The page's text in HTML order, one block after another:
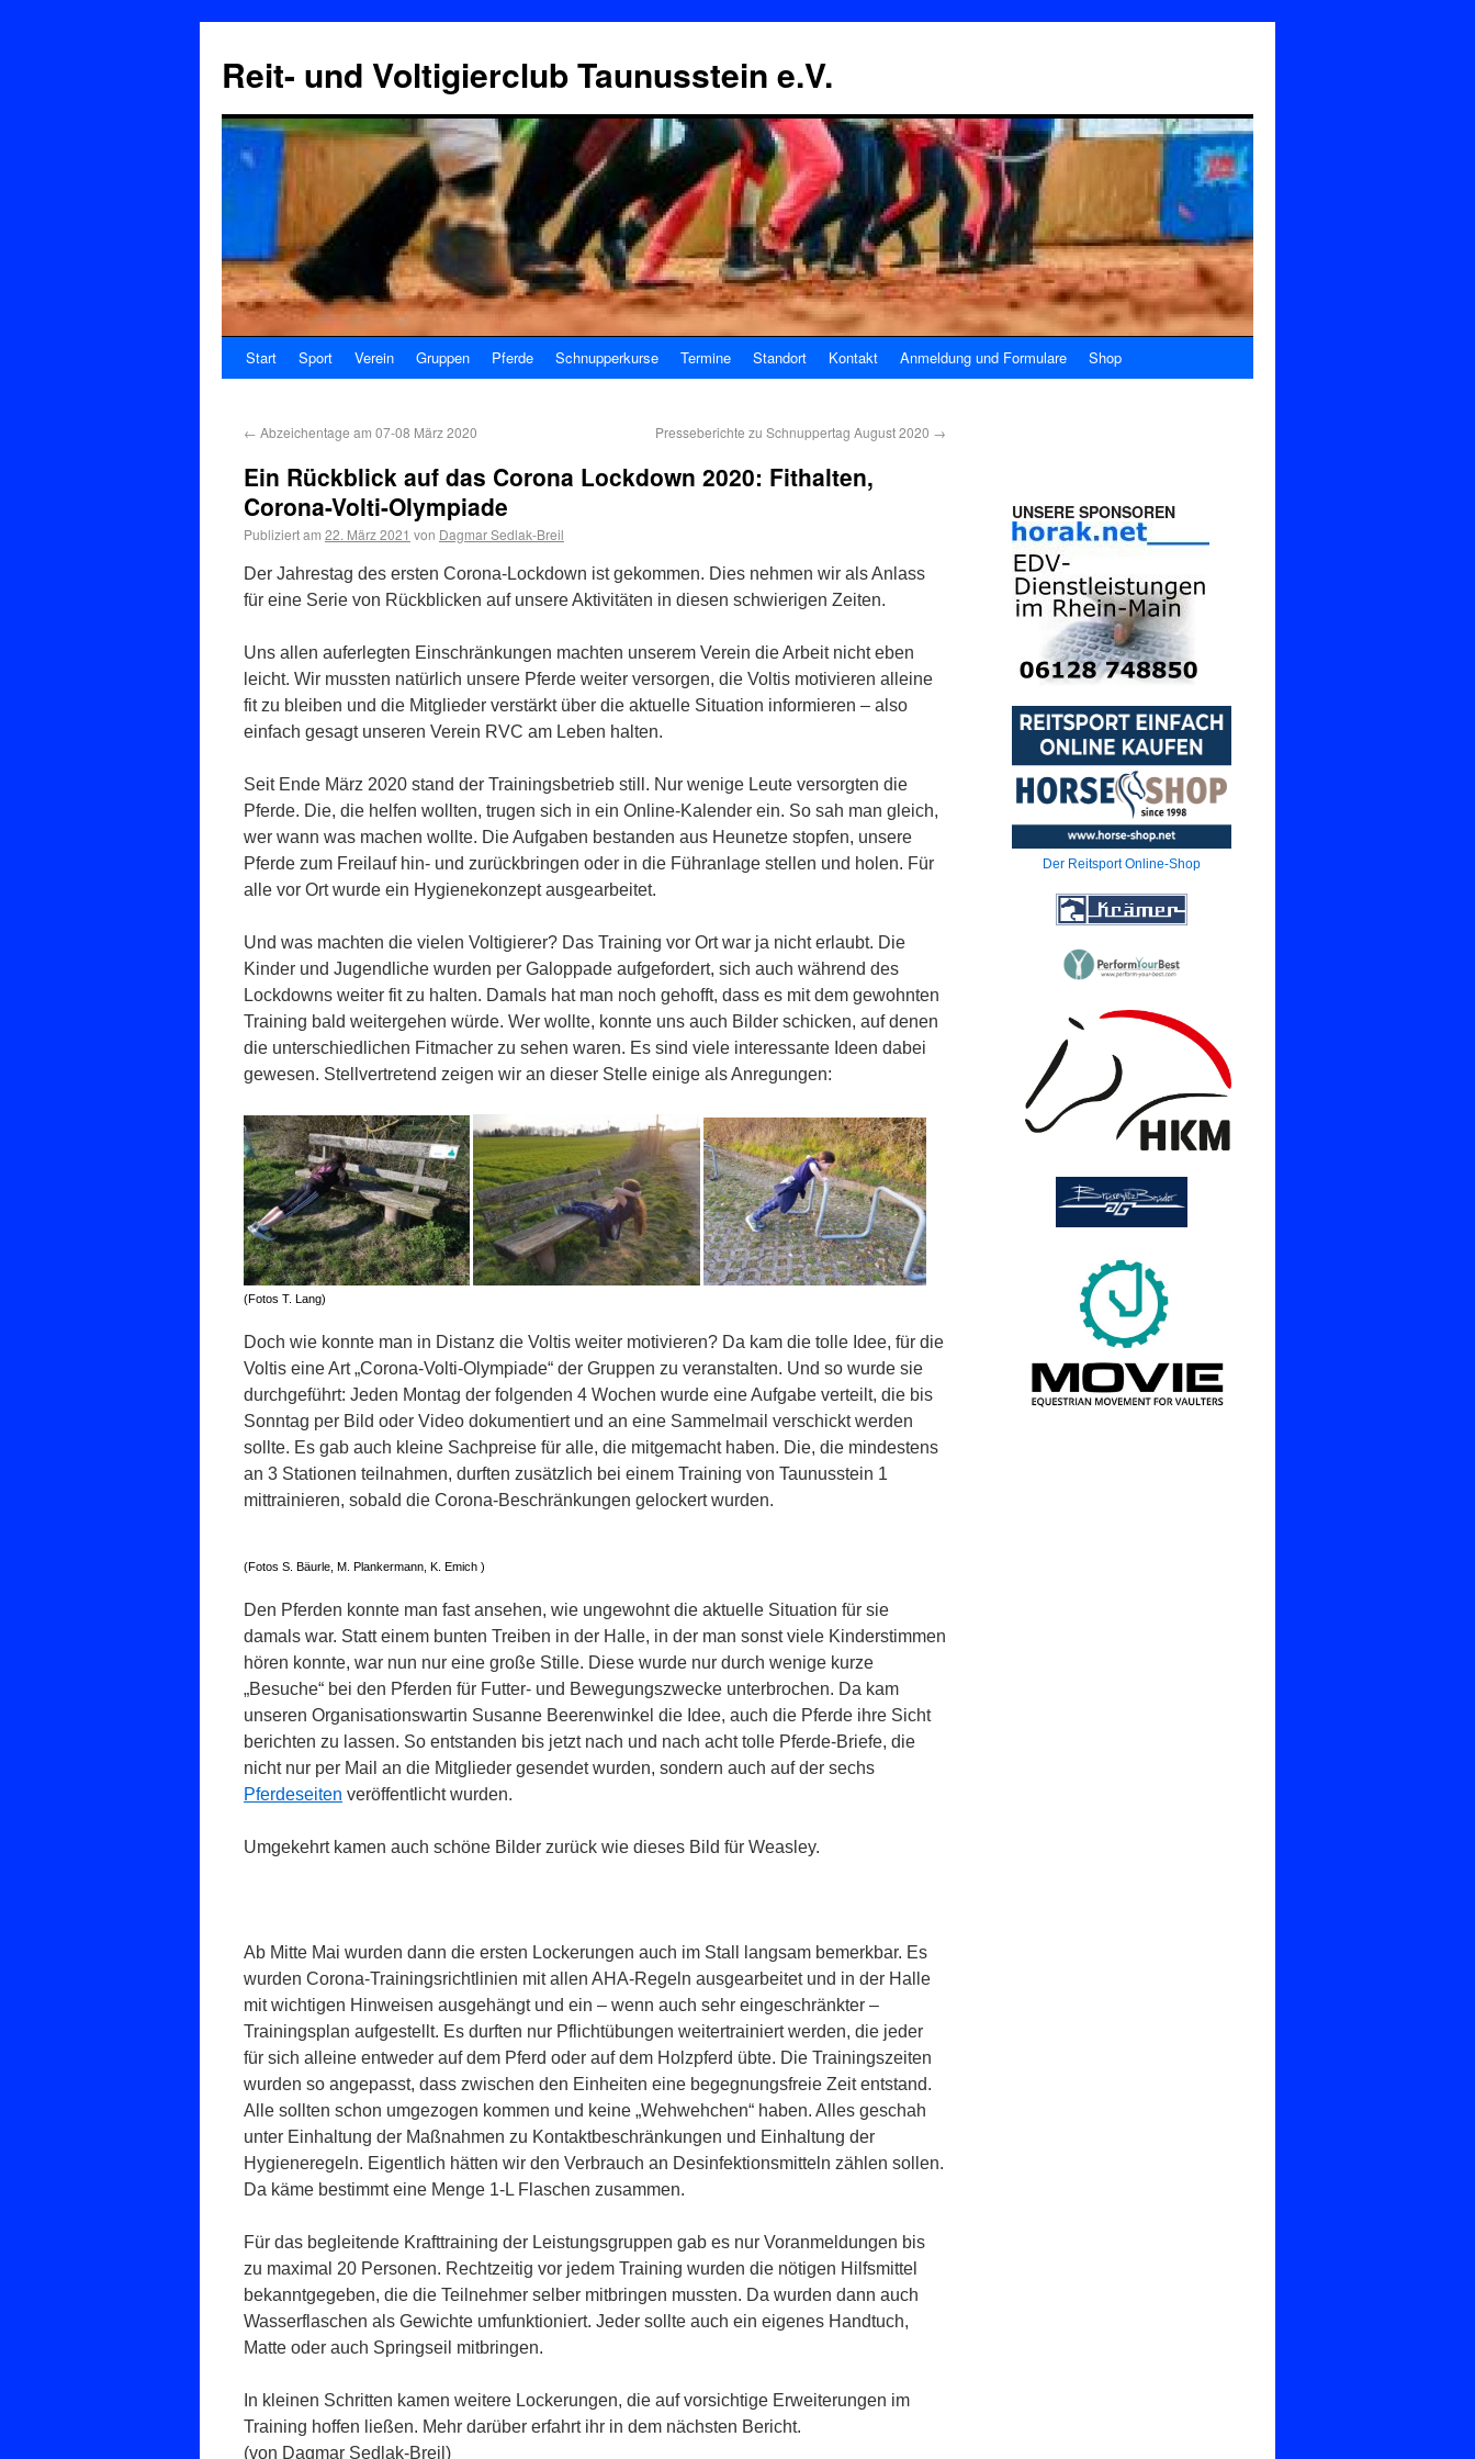
Reit- und Voltigierclub Taunusstein e.V.
Start Sport Verein Gruppen Pferde Schnupperkurse Termine Standort Kontakt Anmeldung und Formulare Shop
← Abzeichentage am 07-08 März 2020 Presseberichte zu Schnuppertag August 2020 →
Ein Rückblick auf das Corona Lockdown 2020: Fithalten,
Corona-Volti-Olympiade
Publiziert am 22. März 2021 von Dagmar Sedlak-Breil
Der Jahrestag des ersten Corona-Lockdown ist gekommen. Dies nehmen wir als Anlass
für eine Serie von Rückblicken auf unsere Aktivitäten in diesen schwierigen Zeiten.
Uns allen auferlegten Einschränkungen machten unserem Verein die Arbeit nicht eben
leicht. Wir mussten natürlich unsere Pferde weiter versorgen, die Voltis motivieren alleine
fit zu bleiben und die Mitglieder verstärkt über die aktuelle Situation informieren – also
einfach gesagt unseren Verein RVC am Leben halten.
Seit Ende März 2020 stand der Trainingsbetrieb still. Nur wenige Leute versorgten die
Pferde. Die, die helfen wollten, trugen sich in ein Online-Kalender ein. So sah man gleich,
wer wann was machen wollte. Die Aufgaben bestanden aus Heunetze stopfen, unsere
Pferde zum Freilauf hin- und zurückbringen oder in die Führanlage stellen und holen. Für
alle vor Ort wurde ein Hygienekonzept ausgearbeitet.
Und was machten die vielen Voltigierer? Das Training vor Ort war ja nicht erlaubt. Die
Kinder und Jugendliche wurden per Galoppade aufgefordert, sich auch während des
Lockdowns weiter fit zu halten. Damals hat man noch gehofft, dass es mit dem gewohnten
Training bald weitergehen würde. Wer wollte, konnte uns auch Bilder schicken, auf denen
die unterschiedlichen Fitmacher zu sehen waren. Es sind viele interessante Ideen dabei
gewesen. Stellvertretend zeigen wir an dieser Stelle einige als Anregungen:
(Fotos T. Lang)
Doch wie konnte man in Distanz die Voltis weiter motivieren? Da kam die tolle Idee, für die
Voltis eine Art „Corona-Volti-Olympiade“ der Gruppen zu veranstalten. Und so wurde sie
durchgeführt: Jeden Montag der folgenden 4 Wochen wurde eine Aufgabe verteilt, die bis
Sonntag per Bild oder Video dokumentiert und an eine Sammelmail verschickt werden
sollte. Es gab auch kleine Sachpreise für alle, die mitgemacht haben. Die, die mindestens
an 3 Stationen teilnahmen, durften zusätzlich bei einem Training von Taunusstein 1
mittrainieren, sobald die Corona-Beschränkungen gelockert wurden.
(Fotos S. Bäurle, M. Plankermann, K. Emich )
Den Pferden konnte man fast ansehen, wie ungewohnt die aktuelle Situation für sie
damals war. Statt einem bunten Treiben in der Halle, in der man sonst viele Kinderstimmen
hören konnte, war nun nur eine große Stille. Diese wurde nur durch wenige kurze
„Besuche“ bei den Pferden für Futter- und Bewegungszwecke unterbrochen. Da kam
unseren Organisationswartin Susanne Beerenwinkel die Idee, auch die Pferde ihre Sicht
berichten zu lassen. So entstanden bis jetzt nach und nach acht tolle Pferde-Briefe, die
nicht nur per Mail an die Mitglieder gesendet wurden, sondern auch auf der sechs
Pferdeseiten veröffentlicht wurden.
Umgekehrt kamen auch schöne Bilder zurück wie dieses Bild für Weasley.
Ab Mitte Mai wurden dann die ersten Lockerungen auch im Stall langsam bemerkbar. Es
wurden Corona-Trainingsrichtlinien mit allen AHA-Regeln ausgearbeitet und in der Halle
mit wichtigen Hinweisen ausgehängt und ein – wenn auch sehr eingeschränkter –
Trainingsplan aufgestellt. Es durften nur Pflichtübungen weitertrainiert werden, die jeder
für sich alleine entweder auf dem Pferd oder auf dem Holzpferd übte. Die Trainingszeiten
wurden so angepasst, dass zwischen den Einheiten eine begegnungsfreie Zeit entstand.
Alle sollten schon umgezogen kommen und keine „Wehwehchen“ haben. Alles geschah
unter Einhaltung der Maßnahmen zu Kontaktbeschränkungen und Einhaltung der
Hygieneregeln. Eigentlich hätten wir den Verbrauch an Desinfektionsmitteln zählen sollen.
Da käme bestimmt eine Menge 1-L Flaschen zusammen.
Für das begleitende Krafttraining der Leistungsgruppen gab es nur Voranmeldungen bis
zu maximal 20 Personen. Rechtzeitig vor jedem Training wurden die nötigen Hilfsmittel
bekanntgegeben, die die Teilnehmer selber mitbringen mussten. Da wurden dann auch
Wasserflaschen als Gewichte umfunktioniert. Jeder sollte auch ein eigenes Handtuch,
Matte oder auch Springseil mitbringen.
In kleinen Schritten kamen weitere Lockerungen, die auf vorsichtige Erweiterungen im
Training hoffen ließen. Mehr darüber erfahrt ihr in dem nächsten Bericht.
(von Dagmar Sedlak-Breil)
UNSERE SPONSOREN
Der Reitsport Online-Shop